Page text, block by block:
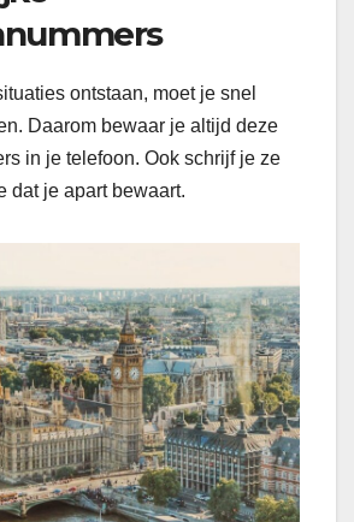
ontstaan, moet je snel
Daarom bewaar je altijd deze
in je telefoon. Ook schrijf je ze
dat je apart bewaart.